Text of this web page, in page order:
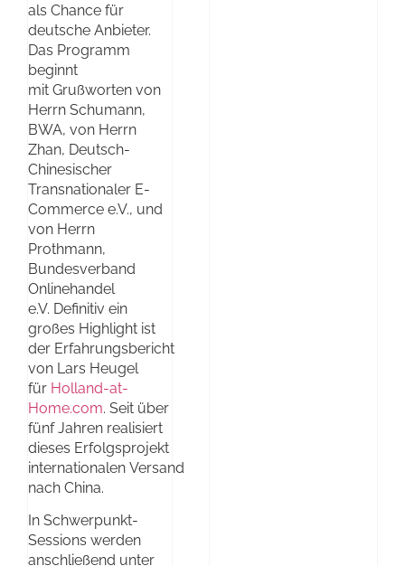
als Chance für
deutsche Anbieter.
Das Programm
beginnt
mit Grußworten von
Herrn Schumann,
BWA, von Herrn
Zhan, Deutsch-
Chinesischer
Transnationaler E-
Commerce e.V., und
von Herrn
Prothmann,
Bundesverband
Onlinehandel
e.V. Definitiv ein
großes Highlight ist
der Erfahrungsbericht
von Lars Heugel
für Holland-at-
Home.com. Seit über
fünf Jahren realisiert
dieses Erfolgsprojekt
internationalen Versand
nach China.
In Schwerpunkt-
Sessions werden
anschließend unter